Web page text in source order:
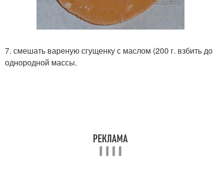
7. смешать вареную сгущенку с маслом (200 г. взбить до
однородной массы.